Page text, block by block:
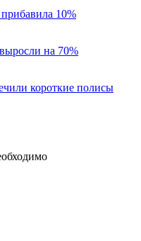
10%
на 70%
короткие полисы